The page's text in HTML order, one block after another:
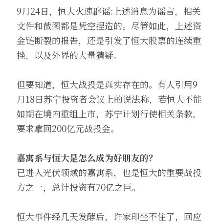
9月24日，恒大火速辟谣:上述消息为谣言，相关
文件和截图都是凭空捏造的。尽管如此，上述资
金链断裂的报告，还是引发了恒大股票的连续重
挫，以及外界的大量猜疑。
但要知道，恒大战投是真实存在的。有人引用9
月18日苏宁投资者会议上的说法称，若恒大不能
如期在境内重组上市，苏宁计划行使相关条款，
要求拿回200亿元战投金。
嘉寓系与恒大是怎么成为好朋友的？
已进入光伏领域的嘉寓系，也是恒大的重要战投
方之一，总计投资有70亿之巨。
恒大事件经几天发酵后，许家印坐不住了，回应